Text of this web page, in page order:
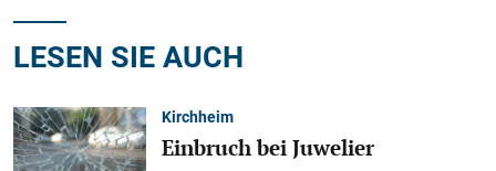
LESEN SIE AUCH
Kirchheim
Einbruch bei Juwelier